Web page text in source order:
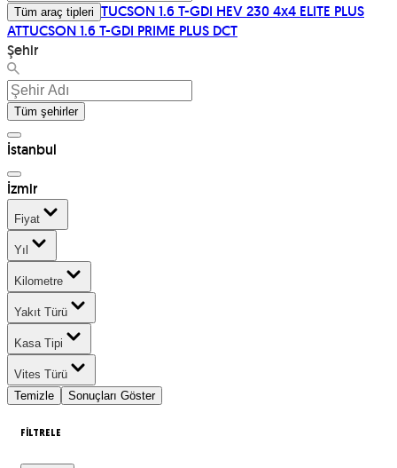
Tüm araç tipleri TUCSON 1.6 T-GDI HEV 230 4x4 ELITE PLUS
ATTUCSON 1.6 T-GDI PRIME PLUS DCT
Şehir
Tüm şehirler
İstanbul
İzmir
Fiyat
Yıl
Kilometre
Yakıt Türü
Kasa Tipi
Vites Türü
Temizle
Sonuçları Göster
FİLTRELE